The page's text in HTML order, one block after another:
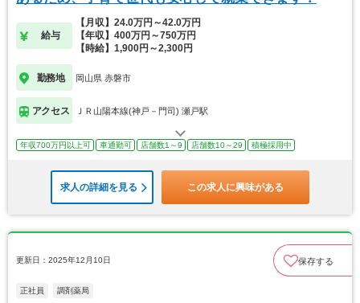
給与
【月収】24.0万円～42.0万円
【年収】400万円～750万円
【時給】1,900円～2,300円
勤務地 岡山県 赤磐市
アクセス ＪＲ山陽本線(神戸－門司) 瀬戸駅
年収700万円以上可 車通勤可 店舗数1～9 店舗数10～29 積極採用中
求人の詳細を見る この求人に興味がある
更新日：2025年12月10日 保存する
正社員 調剤薬局